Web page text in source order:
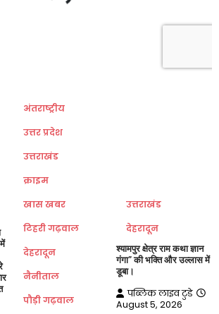
अंतराष्ट्रीय
उत्तर प्रदेश
उत्तराखंड
क्राइम
खास खबर
टिहरी गढ़वाल
देहरादून
नैनीताल
पौड़ी गढ़वाल
उत्तराखंड
देहरादून
श्यामपुर क्षेत्र राम कथा ज्ञान
गंगा” की भक्ति और उल्लास में
डूबा।
पब्लिक लाइव टुडे
August 5, 2026